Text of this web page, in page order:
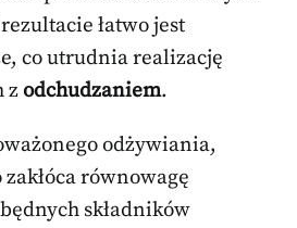
łatwo jest
co utrudnia realizację
zodchudzaniem.
odżywiania,
równowagę
składników